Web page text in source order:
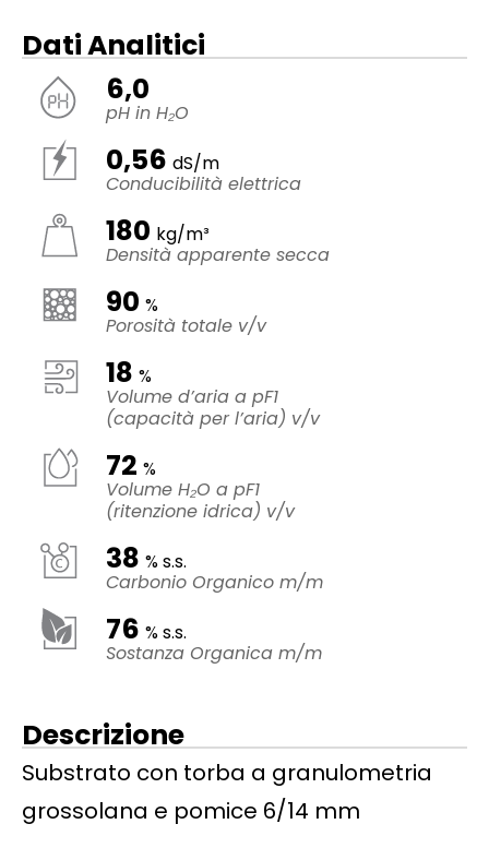
Dati Analitici
6,0
pH in H₂O
0,56dS/m
Conducibilità elettrica
180 kg/m³
Densità apparente secca
90%
Porosità totale v/v
18%
Volume d’aria a pF1
(capacità per l’aria) v/v
72%
Volume H₂O a pF1
(ritenzione idrica) v/v
38% s.s.
Carbonio Organico m/m
76% s.s.
Sostanza Organica m/m
Descrizione
Substrato con torba a granulometria
grossolana e pomice 6/14 mm